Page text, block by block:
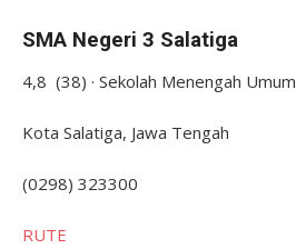
SMA Negeri 3 Salatiga
4,8 (38) · Sekolah Menengah Umum
Kota Salatiga, Jawa Tengah
(0298) 323300
RUTE